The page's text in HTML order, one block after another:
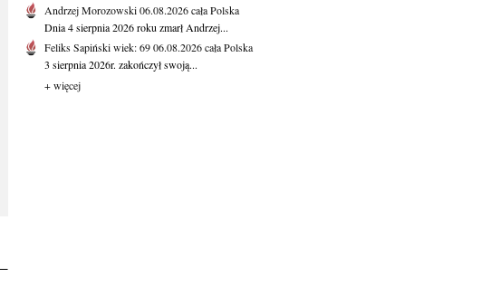
Andrzej Morozowski06.08.2026cała Polska
Dnia 4 sierpnia 2026 roku zmarł Andrzej...
Feliks Sapińskiwiek: 6906.08.2026cała Polska
3 sierpnia 2026r. zakończył swoją...
+ więcej